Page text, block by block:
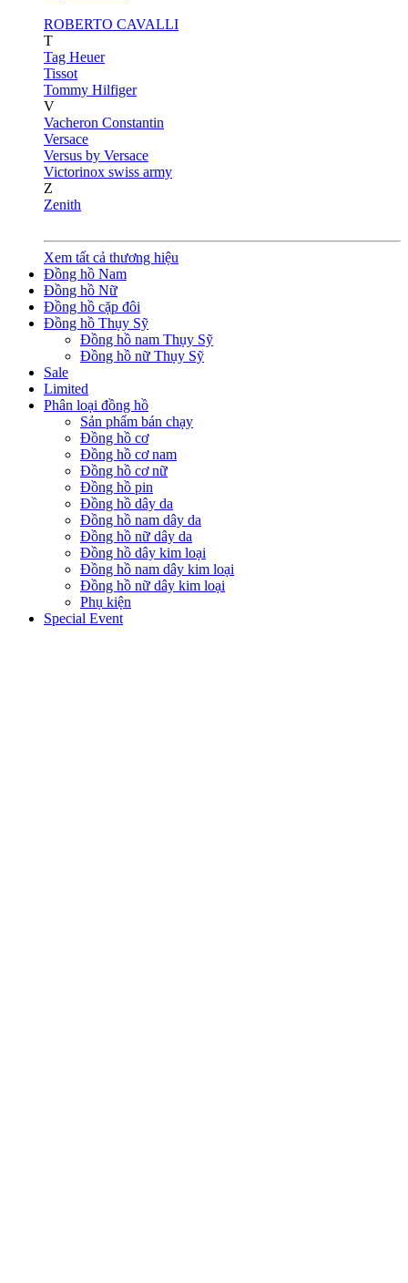
ROBERTO CAVALLI
T
Tag Heuer
Tissot
Tommy Hilfiger
V
Vacheron Constantin
Versace
Versus by Versace
Victorinox swiss army
Z
Zenith
Xem tất cả thương hiệu
Đồng hồ Nam
Đồng hồ Nữ
Đồng hồ cặp đôi
Đồng hồ Thụy Sỹ
Đồng hồ nam Thụy Sỹ
Đồng hồ nữ Thụy Sỹ
Sale
Limited
Phân loại đồng hồ
Sản phẩm bán chạy
Đồng hồ cơ
Đồng hồ cơ nam
Đồng hồ cơ nữ
Đồng hồ pin
Đồng hồ dây da
Đồng hồ nam dây da
Đồng hồ nữ dây da
Đồng hồ dây kim loại
Đồng hồ nam dây kim loại
Đồng hồ nữ dây kim loại
Phụ kiện
Special Event